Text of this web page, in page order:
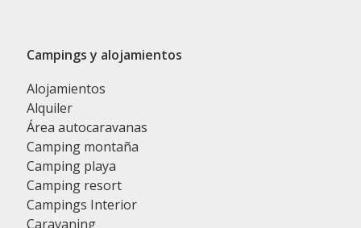
Campings y alojamientos
Alojamientos
Alquiler
Área autocaravanas
Camping montaña
Camping playa
Camping resort
Campings Interior
Caravaning